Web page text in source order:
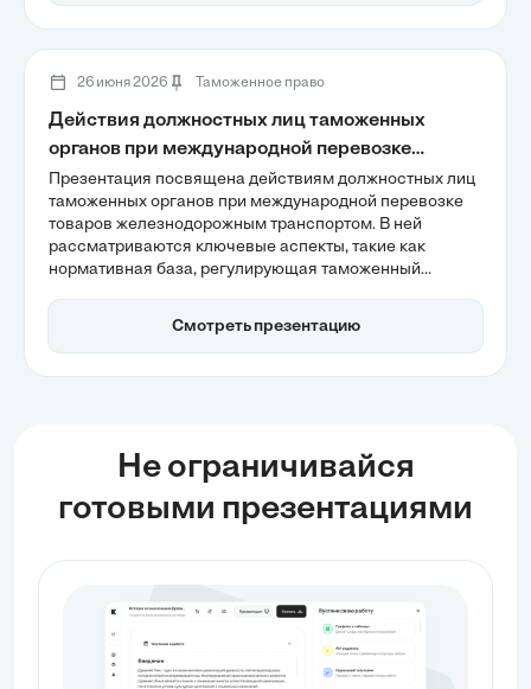
26 июня 2026 Таможенное право
Действия должностных лиц таможенных
органов при международной перевозке
товаров железнодорожным транспортом
Презентация посвящена действиям должностных лиц
таможенных органов при международной перевозке
товаров железнодорожным транспортом. В ней
рассматриваются ключевые аспекты, такие как
нормативная база, регулирующая таможенный
отправной точки контроля. Также акцентируется
внимание на цифровизации процессов и
Смотреть презентацию
Не ограничивайся
готовыми презентациями